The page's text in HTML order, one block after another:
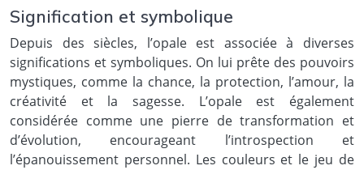
Signification et symbolique
Depuis des siècles, l’opale est associée à diverses
significations et symboliques. On lui prête des pouvoirs
mystiques, comme la chance, la protection, l’amour, la
créativité et la sagesse. L’opale est également
considérée comme une pierre de transformation et
d’évolution, encourageant l’introspection et
l’épanouissement personnel. Les couleurs et le jeu de